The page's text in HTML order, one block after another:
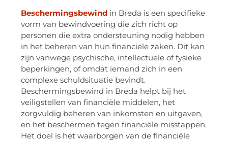
Beschermingsbewind in Breda is een specifieke
vorm van bewindvoering die zich richt op
personen die extra ondersteuning nodig hebben
in het beheren van hun financiële zaken. Dit kan
zijn vanwege psychische, intellectuele of fysieke
beperkingen, of omdat iemand zich in een
complexe schuldsituatie bevindt.
Beschermingsbewind in Breda helpt bij het
veiligstellen van financiële middelen, het
zorgvuldig beheren van inkomsten en uitgaven,
en het beschermen tegen financiële misstappen.
Het doel is het waarborgen van de financiële